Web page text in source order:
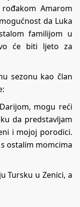
Amarom
da Luka
familijom u
će biti ljeto za
sezonu kao član
mogu reći
da predstavljam
i mojoj porodici.
ostalim momcima
Tursku u Zenici, a